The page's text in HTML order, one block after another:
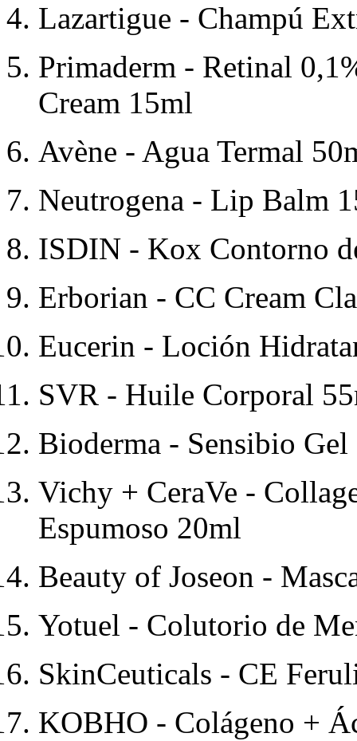
Lazartigue - Champú
Primaderm - Retinal
Cream 15ml
Avène - Agua Termal
Neutrogena - Lip Balm
ISDIN - Kox Contorno
Erborian - CC Cream
Eucerin - Loción
SVR - Huile Corporal
Bioderma - Sensibio
Vichy + CeraVe -
Espumoso 20ml
Beauty of Joseon -
Yotuel - Colutorio de
SkinCeuticals - CE
KOBHO - Colágeno +